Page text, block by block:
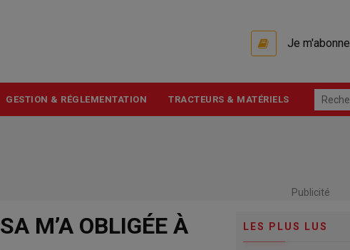
Je m'abonne
GESTION & RÉGLEMENTATION TRACTEURS & MATÉRIELS
Publicité
M’A OBLIGÉE À
LES PLUS LUS